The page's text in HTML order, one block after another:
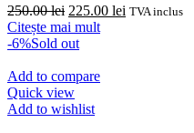
250.00lei Prețul
inițial
a
250.00 lei.
225.00 lei Prețul
TVA inclus
Citește mai mult
-6%Sold out
Add to compare
Quick view
Add to wishlist